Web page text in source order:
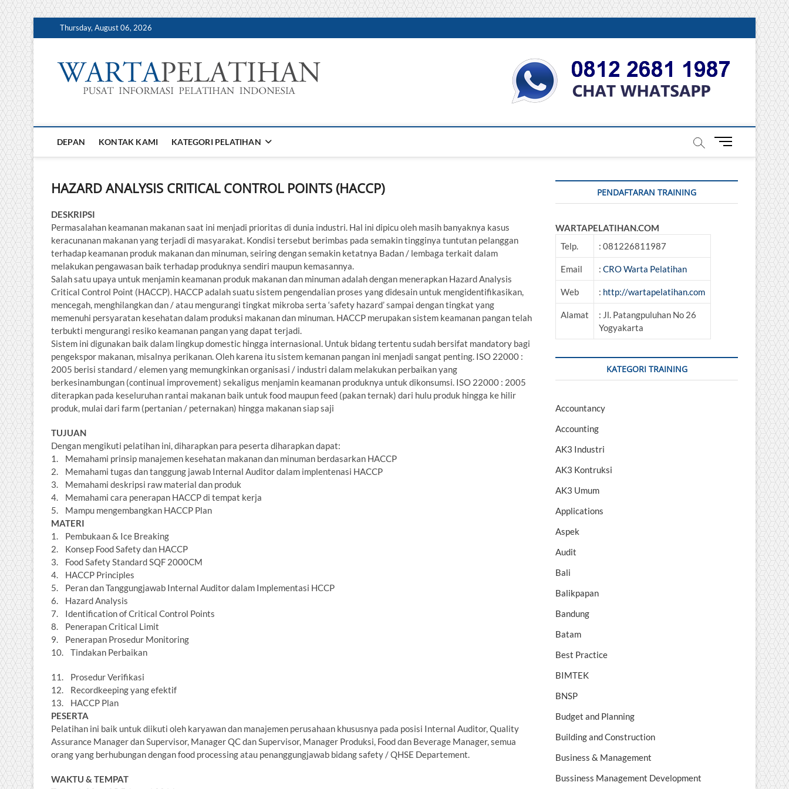
Skip
to
Thursday, August 06, 2026
INFORMASI PELATIHAN DAN SERTIFIKASI TERBAIK DI INDONESIA
DEPAN KONTAK KAMI KATEGORI PELATIHAN
M
u
u
HAZARD ANALYSIS CRITICAL CONTROL POINTS (HACCP)
DESKRIPSI
Permasalahan keamanan makanan saat ini menjadi prioritas di dunia industri. Hal ini dipicu oleh masih banyaknya kasus
keracunanan makanan yang terjadi di masyarakat. Kondisi tersebut berimbas pada semakin tingginya tuntutan pelanggan
terhadap keamanan produk makanan dan minuman, seiring dengan semakin ketatnya Badan / lembaga terkait dalam
melakukan pengawasan baik terhadap produknya sendiri maupun kemasannya.
Salah satu upaya untuk menjamin keamanan produk makanan dan minuman adalah dengan menerapkan Hazard Analysis
Critical Control Point (HACCP). HACCP adalah suatu sistem pengendalian proses yang didesain untuk mengidentifikasikan,
mencegah, menghilangkan dan / atau mengurangi tingkat mikroba serta ‘safety hazard’ sampai dengan tingkat yang
memenuhi persyaratan kesehatan dalam produksi makanan dan minuman. HACCP merupakan sistem keamanan pangan telah
terbukti mengurangi resiko keamanan pangan yang dapat terjadi.
Sistem ini digunakan baik dalam lingkup domestic hingga internasional. Untuk bidang tertentu sudah bersifat mandatory bagi
pengekspor makanan, misalnya perikanan. Oleh karena itu sistem kemanan pangan ini menjadi sangat penting. ISO 22000 :
2005 berisi standard / elemen yang memungkinkan organisasi / industri dalam melakukan perbaikan yang
berkesinambungan (continual improvement) sekaligus menjamin keamanan produknya untuk dikonsumsi. ISO 22000 : 2005
diterapkan pada keseluruhan rantai makanan baik untuk food maupun feed (pakan ternak) dari hulu produk hingga ke hilir
produk, mulai dari farm (pertanian / peternakan) hingga makanan siap saji
TUJUAN
Dengan mengikuti pelatihan ini, diharapkan para peserta diharapkan dapat:
1. Memahami prinsip manajemen kesehatan makanan dan minuman berdasarkan HACCP
2. Memahami tugas dan tanggung jawab Internal Auditor dalam implentenasi HACCP
3. Memahami deskripsi raw material dan produk
4. Memahami cara penerapan HACCP di tempat kerja
5. Mampu mengembangkan HACCP Plan
MATERI
1. Pembukaan & Ice Breaking
2. Konsep Food Safety dan HACCP
3. Food Safety Standard SQF 2000CM
4. HACCP Principles
5. Peran dan Tanggungjawab Internal Auditor dalam Implementasi HCCP
6. Hazard Analysis
7. Identification of Critical Control Points
8. Penerapan Critical Limit
9. Penerapan Prosedur Monitoring
10. Tindakan Perbaikan
11. Prosedur Verifikasi
12. Recordkeeping yang efektif
13. HACCP Plan
PESERTA
Pelatihan ini baik untuk diikuti oleh karyawan dan manajemen perusahaan khususnya pada posisi Internal Auditor, Quality
Assurance Manager dan Supervisor, Manager QC dan Supervisor, Manager Produksi, Food dan Beverage Manager, semua
orang yang berhubungan dengan food processing atau penanggungjawab bidang safety / QHSE Departement.
WAKTU & TEMPAT
PENDAFTARAN TRAINING
WARTAPELATIHAN.COM
Telp.
: 081226811987
Email : CRO Warta Pelatihan
Web : http://wartapelatihan.com
Alamat
: Jl. Patangpuluhan No 26
Yogyakarta
KATEGORI TRAINING
Accountancy
Accounting
AK3 Industri
AK3 Kontruksi
AK3 Umum
Applications
Aspek
Audit
Bali
Balikpapan
Bandung
Batam
Best Practice
BIMTEK
BNSP
Budget and Planning
Building and Construction
Business & Management
Bussiness Management Development